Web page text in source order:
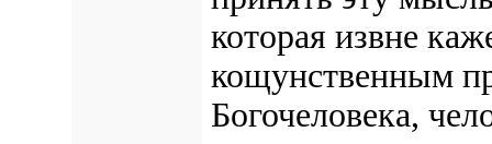
которая извне
кощунственным
Богочеловека,